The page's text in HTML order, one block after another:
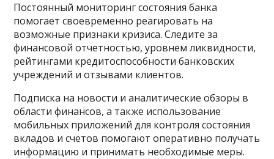
Постоянный мониторинг состояния банка
помогает своевременно реагировать на
возможные признаки кризиса. Следите за
финансовой отчетностью, уровнем ликвидности,
рейтингами кредитоспособности банковских
учреждений и отзывами клиентов.
Подписка на новости и аналитические обзоры в
области финансов, а также использование
мобильных приложений для контроля состояния
вкладов и счетов помогают оперативно получать
информацию и принимать необходимые меры.